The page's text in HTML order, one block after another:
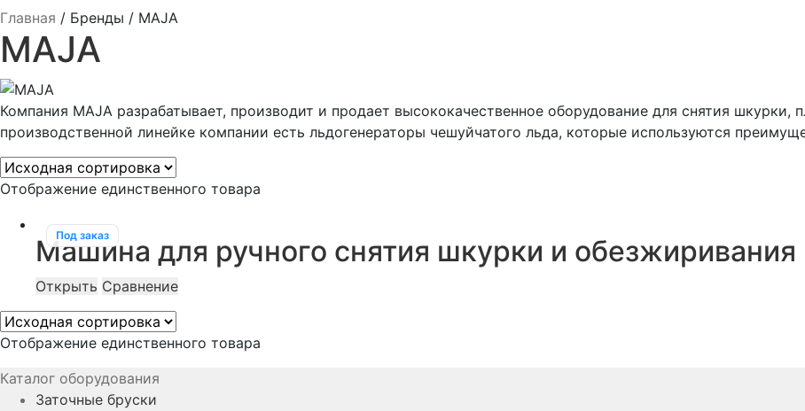
Главная / Бренды / MAJA
MAJA
Компания MAJA разрабатывает, производит и продает высококачественное оборудование для снятия
производственной линейке компании есть льдогенераторы чешуйчатого льда, которые используются
Отображение единственного товара
Под заказ
Машина для ручного снятия шкурки и обезжиривания
Открыть Сравнение
Отображение единственного товара
Каталог оборудования
Заточные бруски